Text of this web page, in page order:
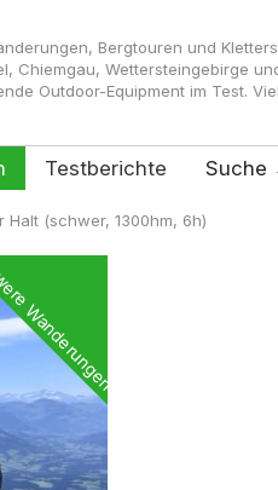
Bergtouren und
Chiemgau, Wettersteingebirge
Outdoor-Equipment im Test.
Testberichte Suche
Halt (schwer, 1300hm, 6h)